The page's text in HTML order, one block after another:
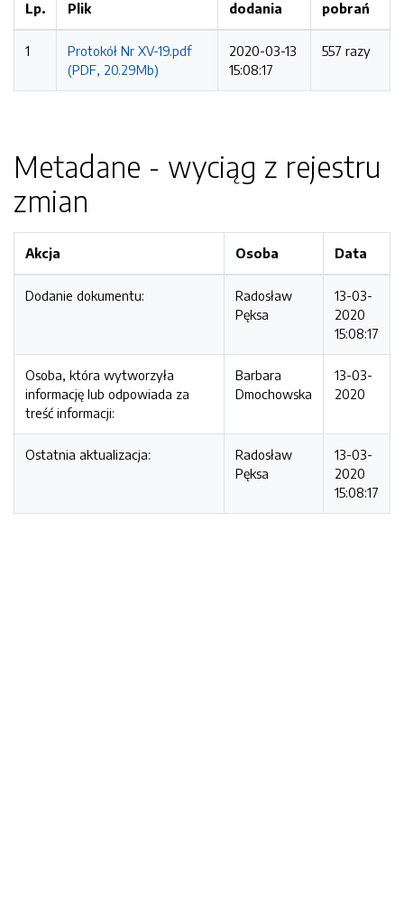
Lp. Plik
dodania
pobrań
1
Protokół Nr XV-19.pdf
(PDF, 20.29Mb)
2020-03-13
15:08:17
557 razy
Metadane - wyciąg z rejestru
zmian
Akcja Osoba Data
Dodanie dokumentu:
Radosław
Pęksa
13-03-
2020
15:08:17
Osoba, która wytworzyła
informację lub odpowiada za
treść informacji:
Barbara
Dmochowska
13-03-
2020
Ostatnia aktualizacja:
Radosław
Pęksa
13-03-
2020
15:08:17